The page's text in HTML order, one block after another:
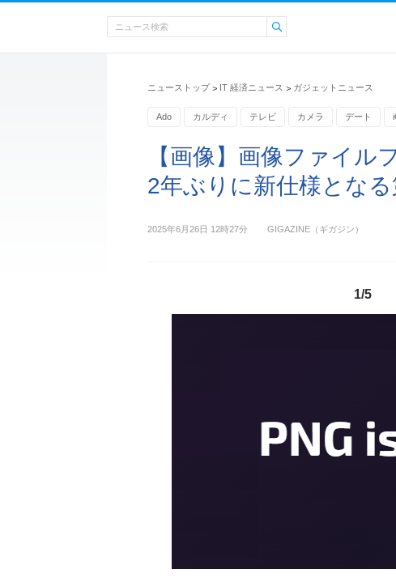
ニューストップ > IT 経済ニュース > ガジェットニュース
Ado カルディ テレビ カメラ デート
【画像】画像ファイル
2年ぶりに新仕様とな
2025年6月26日 12時27分 GIGAZINE（ギガジン）
1/5